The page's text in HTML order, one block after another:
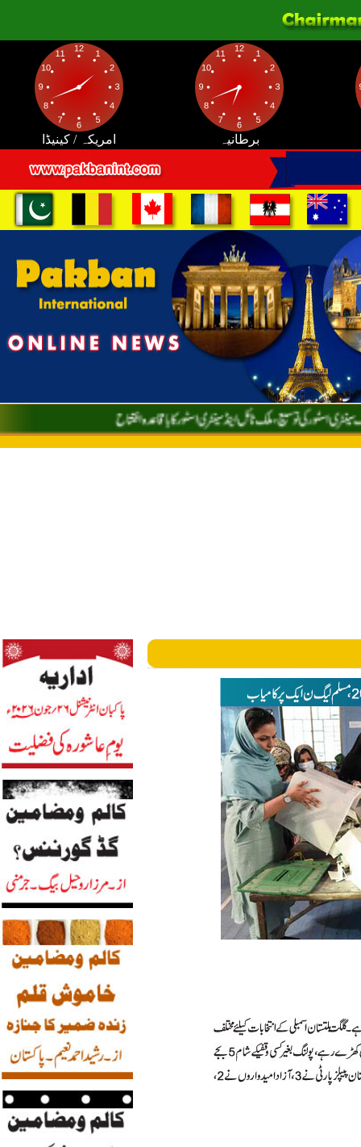
امریکہ / کینیڈا برطانیہ